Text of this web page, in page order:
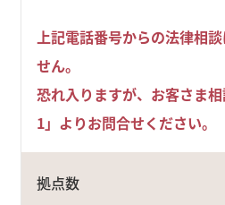
上記電話番号からの法律相
せん。
恐れ入りますが、お客さま
1」よりお問合せください。
拠点数